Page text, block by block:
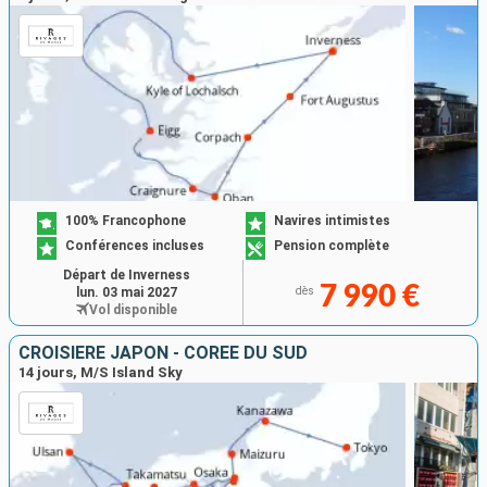
100% Francophone
Navires intimistes
Conférences incluses
Pension complète
dès 7 990 €
Départ de Inverness
lun. 03 mai 2027
Vol disponible
CROISIÈRE JAPON - CORÉE DU SUD
14 jours, M/S Island Sky